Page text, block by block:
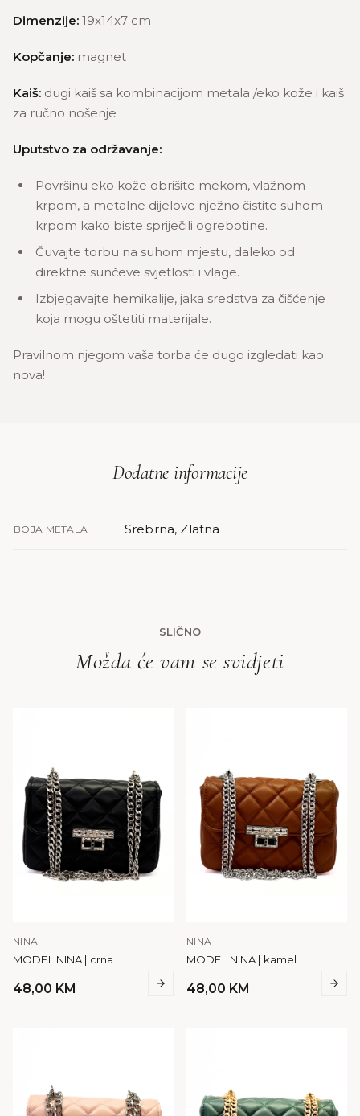
Dimenzije: 19x14x7 cm
Kopčanje: magnet
Kaiš: dugi kaiš sa kombinacijom metala /eko kože i kaiš
za ručno nošenje
Uputstvo za održavanje:
Površinu eko kože obrišite mekom, vlažnom
krpom, a metalne dijelove nježno čistite suhom
krpom kako biste spriječili ogrebotine.
Čuvajte torbu na suhom mjestu, daleko od
direktne sunčeve svjetlosti i vlage.
Izbjegavajte hemikalije, jaka sredstva za čišćenje
koja mogu oštetiti materijale.
Pravilnom njegom vaša torba će dugo izgledati kao
nova!
Dodatne informacije
BOJA METALA Srebrna, Zlatna
SLIČNO
Možda će vam se svidjeti
NINA
MODEL NINA | crna
48,00 KM
NINA
MODEL NINA | kamel
48,00 KM